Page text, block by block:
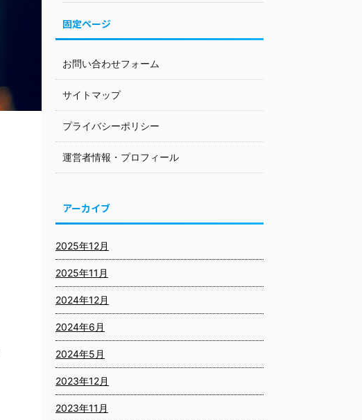
固定ページ
お問い合わせフォーム
サイトマップ
プライバシーポリシー
運営者情報・プロフィール
アーカイブ
2025年12月
2025年11月
2024年12月
2024年6月
2024年5月
2023年12月
2023年11月